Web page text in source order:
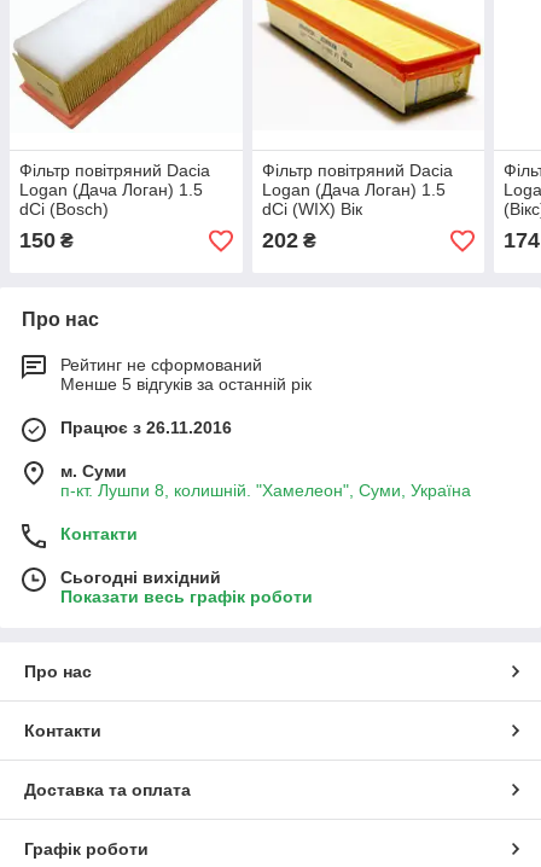
Фільтр повітряний Dacia
Logan (Дача Логан) 1.5
dCi (Bosch)
150 ₴
Фільтр повітряний Dacia
Logan (Дача Логан) 1.5
dCi (WIX) Вік
202₴ 174
Про нас
Рейтинг не сформований
Менше 5 відгуків за останній рік
Працює з 26.11.2016
м. Суми
п-кт. Лушпи 8, колишній. "Хамелеон", Суми, Україна
Контакти
Сьогодні вихідний
Показати весь графік роботи
Про нас
Контакти
Доставка та оплата
Графік роботи